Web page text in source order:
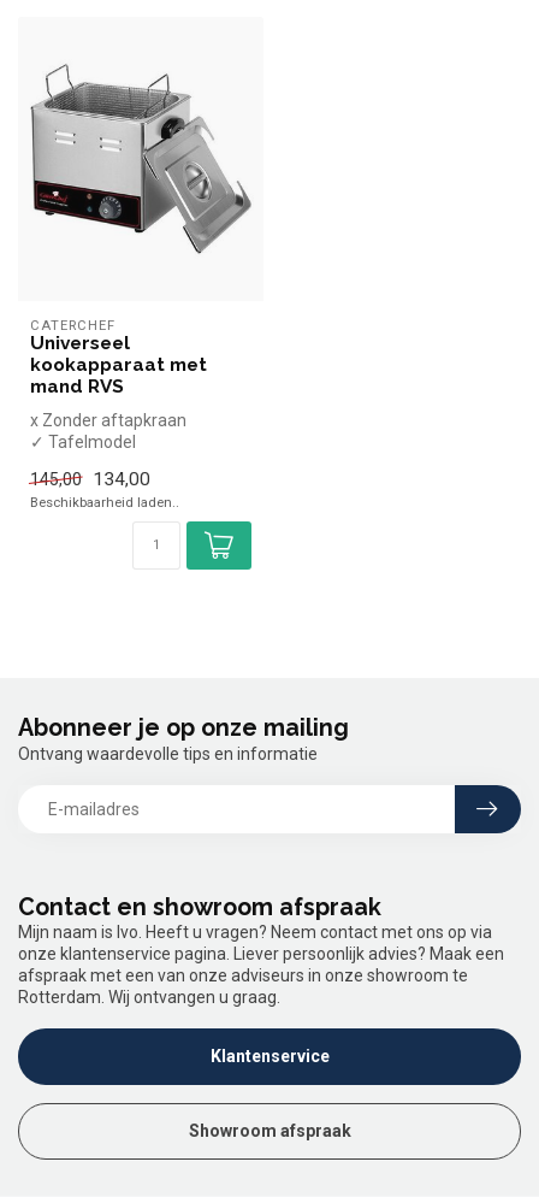
CATERCHEF
Universeel
kookapparaat met
mand RVS
x Zonder aftapkraan
✓ Tafelmodel
✓ 230 Volt
145,00 134,00
Beschikbaarheid laden..
Contact en showroom afspraak
Mijn naam is Ivo. Heeft u vragen? Neem contact met ons op via
onze klantenservice pagina. Liever persoonlijk advies? Maak een
afspraak met een van onze adviseurs in onze showroom te
Rotterdam. Wij ontvangen u graag.
Klantenservice
Showroom afspraak
Abonneer je op onze mailing
Ontvang waardevolle tips en informatie